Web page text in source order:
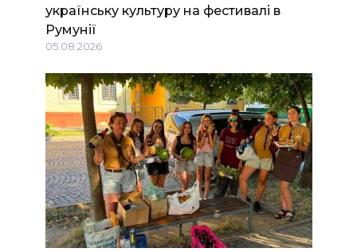
українську культуру на фестивалі в
Румунії
05.08.2026